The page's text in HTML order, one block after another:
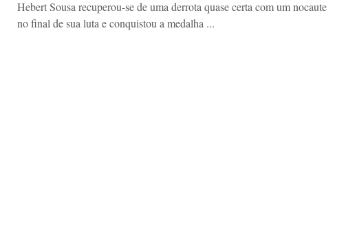
Hebert Sousa recuperou-se de uma derrota quase certa com um nocaute
no final de sua luta e conquistou a medalha ...